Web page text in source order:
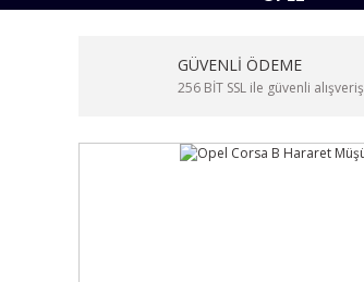
GÜVENLİ ÖDEME
256 BİT SSL ile güvenli alışveriş